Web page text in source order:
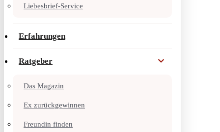
Liebesbrief-Service
Erfahrungen
Ratgeber
Das Magazin
Ex zurückgewinnen
Freundin finden